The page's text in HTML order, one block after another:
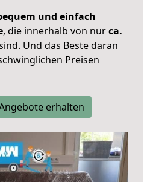
und einfach
, die innerhalb von nurca.
Und das Beste daran
Preisen
erhalten